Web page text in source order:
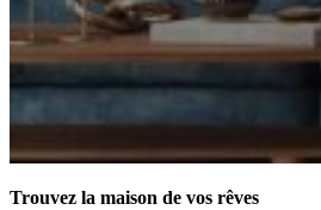
Trouvez la maison de vos rêves